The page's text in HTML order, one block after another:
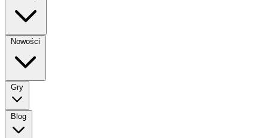
Nowości
Gry
Blog